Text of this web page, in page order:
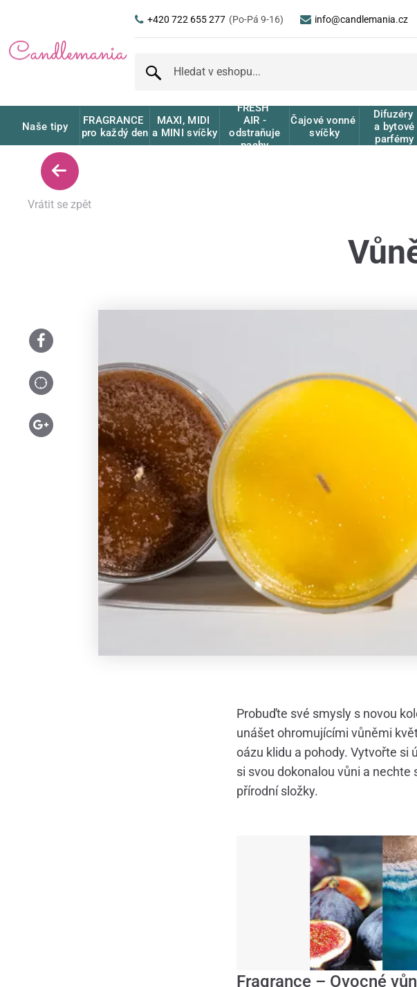
+420 722 655 277 (Po-Pá 9-16) info@candlemania.cz
Naše tipy
FRAGRANCE
pro každý den
MAXI, MIDI
a MINI svíčky
FRESH
AIR -
odstraňuje
pachy
Čajové vonné
svíčky
Difuzéry
a bytové
parfémy
Vrátit se zpět
Probuďte své smysly s novou
unášet ohromujícími vůněmi
oázu klidu a pohody. Vytvořte si
si svou dokonalou vůni a nechte
přírodní složky.
Fragrance – Ovocné